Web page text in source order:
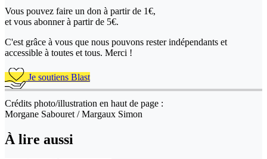
Vous pouvez faire un don à partir de 1€,
et vous abonner à partir de 5€.
C'est grâce à vous que nous pouvons rester indépendants et
accessible à toutes et tous. Merci !
Je soutiens Blast
Crédits photo/illustration en haut de page :
Morgane Sabouret / Margaux Simon
À lire aussi